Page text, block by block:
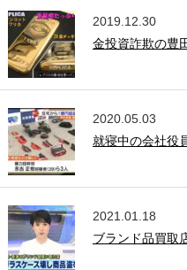
2019.12.30
金投資詐欺の豊
2020.05.03
就寝中の会社役
2021.01.18
ブランド品買取